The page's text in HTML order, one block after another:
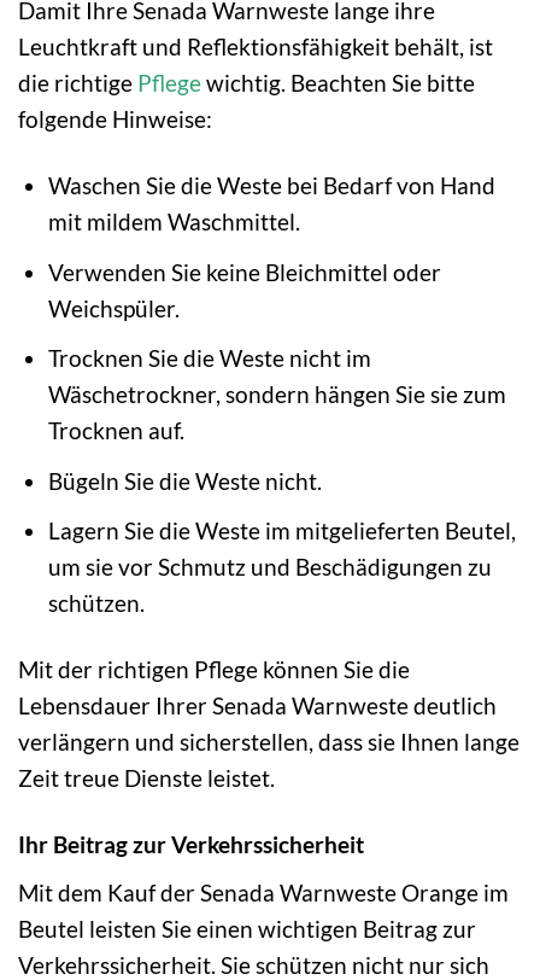
Damit Ihre Senada Warnweste lange ihre
Leuchtkraft und Reflektionsfähigkeit behält, ist
die richtige Pflegewichtig. Beachten Sie bitte
folgende Hinweise:
Waschen Sie die Weste bei Bedarf von Hand
mit mildem Waschmittel.
Verwenden Sie keine Bleichmittel oder
Weichspüler.
Trocknen Sie die Weste nicht im
Wäschetrockner, sondern hängen Sie sie zum
Trocknen auf.
Bügeln Sie die Weste nicht.
Lagern Sie die Weste im mitgelieferten Beutel,
um sie vor Schmutz und Beschädigungen zu
schützen.
Mit der richtigen Pflege können Sie die
Lebensdauer Ihrer Senada Warnweste deutlich
verlängern und sicherstellen, dass sie Ihnen lange
Zeit treue Dienste leistet.
Ihr Beitrag zur Verkehrssicherheit
Mit dem Kauf der Senada Warnweste Orange im
Beutel leisten Sie einen wichtigen Beitrag zur
Verkehrssicherheit. Sie schützen nicht nur sich